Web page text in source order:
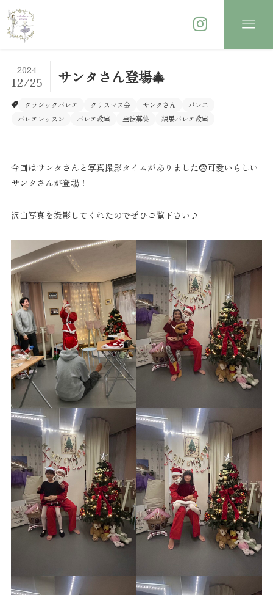
サンタさん登場🎄
2024
12/25
クラシックバレエ クリスマス会 サンタさん
バレエ
バレエレッスン
バレエ教室 生徒募集 練馬バレエ教室
今回はサンタさんと写真撮影タイムがありました🤶可愛いらしい
サンタさんが登場！
沢山写真を撮影してくれたのでぜひご覧下さい♪